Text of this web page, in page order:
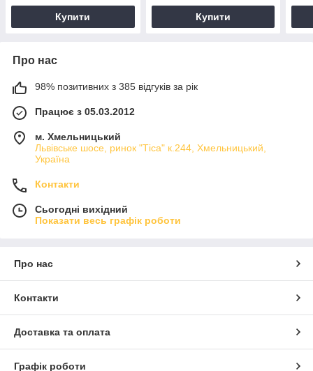
Купити Купити
Про нас
98% позитивних з 385 відгуків за рік
Працює з 05.03.2012
м. Хмельницький
Львівське шосе, ринок "Тіса" к.244, Хмельницький,
Україна
Контакти
Сьогодні вихідний
Показати весь графік роботи
Про нас
Контакти
Доставка та оплата
Графік роботи